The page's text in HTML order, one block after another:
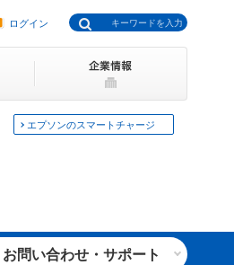
ログイン
エプソンのスマートチャージ
お問い合わせ・サポート